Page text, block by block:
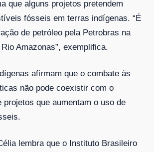
que alguns projetos pretendem
fósseis em terras indígenas. “É
de petróleo pela Petrobras na
Amazonas”, exemplifica.
afirmam que o combate às
não pode coexistir com o
projetos que aumentam o uso de
lembra que o Instituto Brasileiro